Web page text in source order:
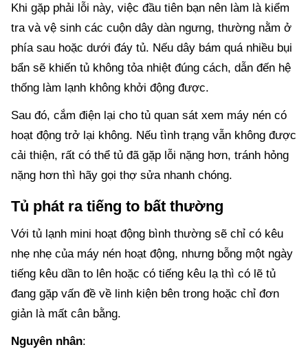
Khi gặp phải lỗi này, việc đầu tiên bạn nên làm là kiểm
tra và vệ sinh các cuộn dây dàn ngưng, thường nằm ở
phía sau hoặc dưới đáy tủ. Nếu dây bám quá nhiều bụi
bẩn sẽ khiến tủ không tỏa nhiệt đúng cách, dẫn đến hệ
thống làm lạnh không khởi động được.
Sau đó, cắm điện lại cho tủ quan sát xem máy nén có
hoạt động trở lại không. Nếu tình trạng vẫn không được
cải thiện, rất có thể tủ đã gặp lỗi nặng hơn, tránh hỏng
nặng hơn thì hãy gọi thợ sửa nhanh chóng.
Tủ phát ra tiếng to bất thường
Với tủ lạnh mini hoạt động bình thường sẽ chỉ có kêu
nhẹ nhẹ của máy nén hoạt động, nhưng bỗng một ngày
tiếng kêu dần to lên hoặc có tiếng kêu lạ thì có lẽ tủ
đang gặp vấn đề về linh kiện bên trong hoặc chỉ đơn
giản là mất cân bằng.
Nguyên nhân: